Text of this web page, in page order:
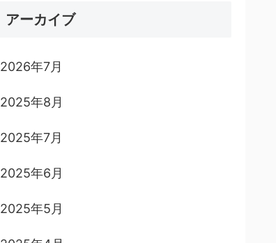
アーカイブ
2026年7月
2025年8月
2025年7月
2025年6月
2025年5月